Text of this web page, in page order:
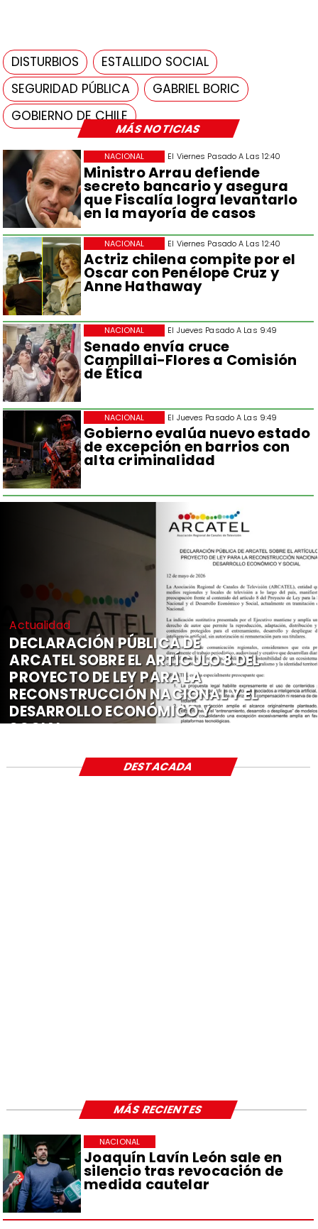
MÁS NOTICIAS
El Viernes Pasado A Las 12:40
Ministro Arrau defiende
secreto bancario y asegura
que Fiscalía logra levantarlo
en la mayoría de casos
NACIONAL
El Viernes Pasado A Las 12:40
Actriz chilena compite por el
Oscar con Penélope Cruz y
Anne Hathaway
NACIONAL
El Jueves Pasado A Las 9:49
Senado envía cruce
Campillai-Flores a Comisión
de Ética
NACIONAL
El Jueves Pasado A Las 9:49
Gobierno evalúa nuevo estado
de excepción en barrios con
alta criminalidad
NACIONAL
DISTURBIOS
ESTALLIDO SOCIAL
SEGURIDAD PÚBLICA
GABRIEL BORIC
GOBIERNO DE CHILE
Actualidad
DECLARACIÓN PÚBLICA DE
ARCATEL SOBRE EL ARTÍCULO 8 DEL
PROYECTO DE LEY PARA LA
RECONSTRUCCIÓN NACIONAL Y EL
DESARROLLO ECONÓMICO Y
SOCIAL
Joaquín Lavín León sale en
silencio tras revocación de
medida cautelar
NACIONAL
DESTACADA
MÁS RECIENTES